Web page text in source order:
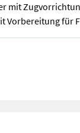
mit
Vorbereitung für
vorne – 480/